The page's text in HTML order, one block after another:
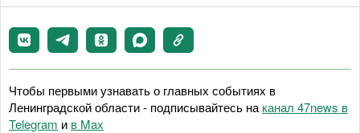
Чтобы первыми узнавать о главных событиях в
Ленинградской области - подписывайтесь на канал 47news в
Telegram и в Maх